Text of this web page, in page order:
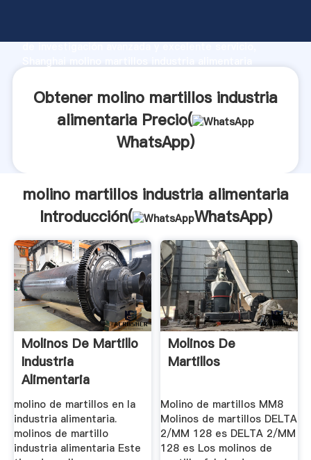
de investigación avanzada y excelente servicio,
clientes.
Obtener molino martillos industria
alimentaria Precio(
WhatsApp)
molino martillos industria alimentaria
Introducción(
WhatsApp)
Molinos De Martillo
Industria
Alimentaria
molino de martillos en la
industria alimentaria.
molinos de martillo
industria alimentaria Este
Molinos De
Martillos
Molino de martillos MM8
Molinos de martillos DELTA
2/MM 128 es DELTA 2/MM
128 es Los molinos de